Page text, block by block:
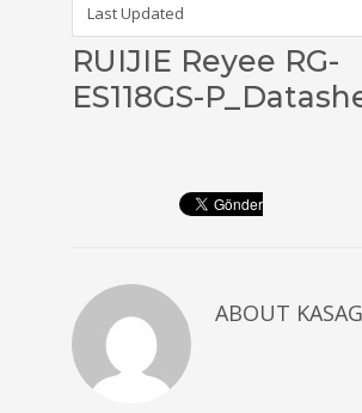
Last Updated
RUIJIE Reyee RG-
ES118GS-
ABOUT